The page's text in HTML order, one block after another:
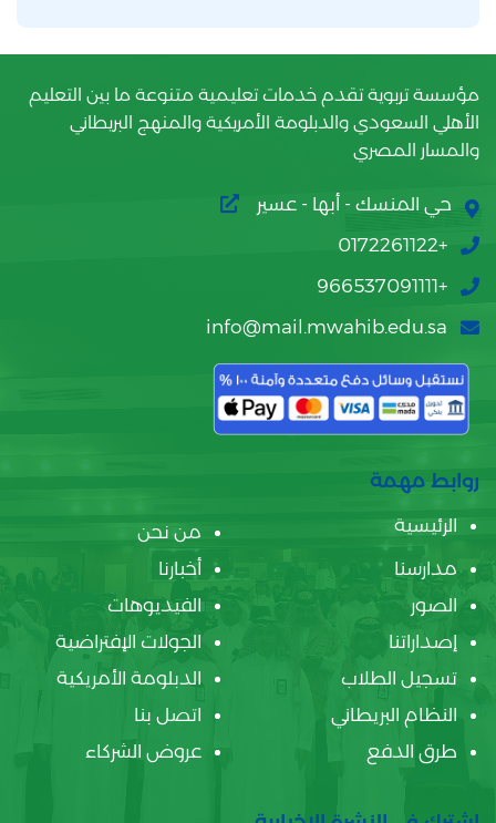
مؤسسة تربوية تقدم خدمات تعليمية متنوعة ما بين التعليم
الأهلي السعودي والدبلومة الأمريكية والمنهج البريطاني
والمسار المصري
حي المنسك - أبها - عسير
+0172261122
+966537091111
info@mail.mwahib.edu.sa
روابط مهمة
الرئيسية
من نحن
مدارسنا
أخبارنا
الصور
الفيديوهات
إصداراتنا
الجولات الإفتراضية
تسجيل الطلاب
الدبلومة الأمريكية
النظام البريطاني
اتصل بنا
طرق الدفع
عروض الشركاء